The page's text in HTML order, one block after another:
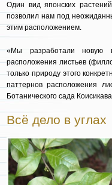
Один вид японских
позволил нам под
этим расположением.
«Мы разработали новую
расположения листьев
только природу этого
паттернов расположения
Ботанического сада
Всё дело в углах